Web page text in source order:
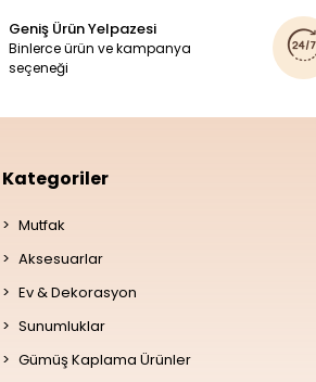
Geniş Ürün Yelpazesi
Binlerce ürün ve kampanya
seçeneği
Kategoriler
Mutfak
Aksesuarlar
Ev & Dekorasyon
Sunumluklar
Gümüş Kaplama Ürünler